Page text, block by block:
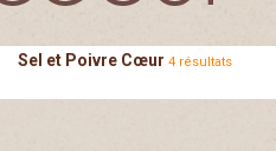
Sel et Poivre Cœur 4 résultats